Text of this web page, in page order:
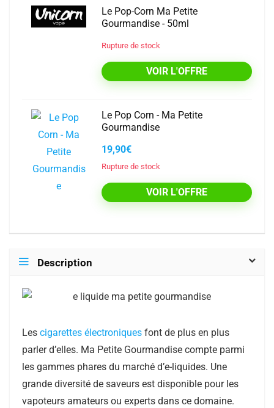
Le Pop-Corn Ma Petite
Gourmandise - 50ml
Rupture de stock
VOIR L'OFFRE
Le Pop Corn - Ma Petite
Gourmandise
19,90€
Rupture de stock
VOIR L'OFFRE
Description
Les cigarettes électroniques font de plus en plus
parler d’elles. Ma Petite Gourmandise compte parmi
les gammes phares du marché d’e-liquides. Une
grande diversité de saveurs est disponible pour les
vapoteurs amateurs ou experts dans ce domaine.